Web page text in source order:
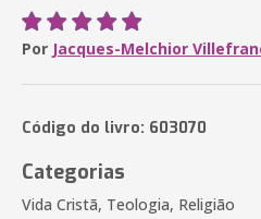
Por Jacques-Melchior
Código do livro: 603070
Categorias
Vida Cristã, Teologia, Religião